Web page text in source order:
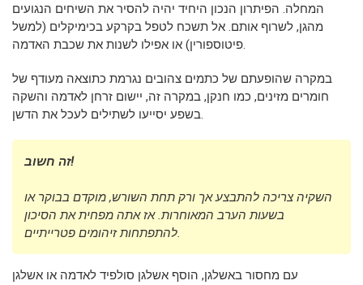
המחלה. הפיתרון הנכון היחיד יהיה להסיר את השיחים הנגועים
מהגן, לשרוף אותם. אל תשכח לטפל בקרקע בכימיקלים (למשל
פיטוספורין) או אפילו לשנות את שכבת האדמה.
במקרה שהופעתם של כתמים צהובים נגרמת כתוצאה מעודף של
חומרים מזינים, כמו חנקן, במקרה זה, יישום זרחן לאדמה והשקה
בשפע יסייעו לשתילים לעכל את הדשן.
זה חשוב!
השקיה צריכה להתבצע אך ורק תחת השורש, מוקדם בבוקר או
בשעות הערב המאוחרות. אז אתה מפחית את הסיכון
להתפתחות זיהומים פטרייתיים.
עם מחסור באשלגן, הוסף אשלגן סולפיד לאדמה או אשלגן